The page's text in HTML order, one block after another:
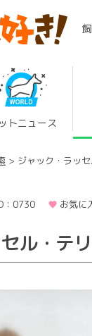
トニュース
ジャック・ラッ
：0730 お気
ル・テ